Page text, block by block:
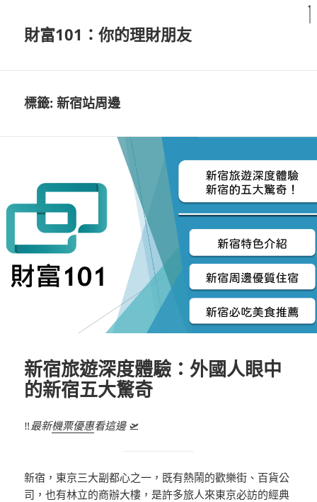
財富101：你的理財朋友
標籤:新宿站周邊
新宿旅遊深度體驗：外國人眼中
的新宿五大驚奇
‼️ 最新機票優惠看這邊🛫
新宿，東京三大副都心之一，既有熱鬧的歡樂街、百貨公
司，也有林立的商辦大樓，是許多旅人來東京必訪的經典